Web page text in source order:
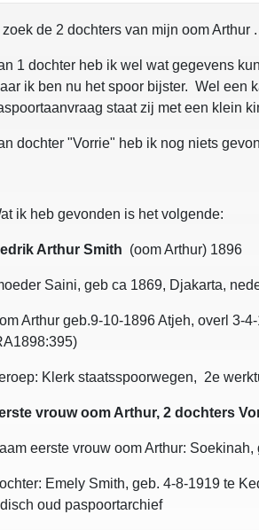
zoek de 2 dochters van mijn oom Arthur .
1 dochter heb ik wel wat gegevens
ik ben nu het spoor bijster. Wel een
staat zij met een klein
dochter "Vorrie" heb ik nog niets
ik heb gevonden is het volgende:
Arthur Smith (oom Arthur) 1896
Saini, geb ca 1869, Djakarta,
Arthur geb.9-10-1896 Atjeh, overl 3-
Klerk staatsspoorwegen, 2e
vrouw oom Arthur, 2 dochters
eerste vrouw oom Arthur:
Emely Smith, geb. 4-8-1919 te
oud paspoortarchief